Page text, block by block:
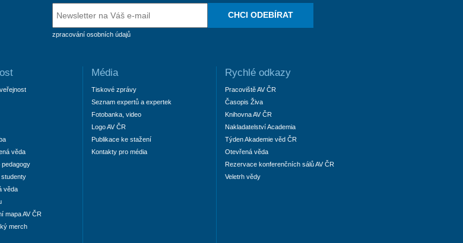
zpracování osobních údajů
CHCI ODEBÍRAT
věda
pedagogy
věda
mapa AV ČR
merch
Média
Tiskové zprávy
Seznam expertů a expertek
Fotobanka, video
Logo AV ČR
Publikace ke stažení
Kontakty pro média
Rychlé odkazy
Pracoviště AV ČR
Časopis Živa
Knihovna AV ČR
Nakladatelství Academia
Týden Akademie věd ČR
Otevřená věda
Rezervace konferenčních sálů AV ČR
Veletrh vědy